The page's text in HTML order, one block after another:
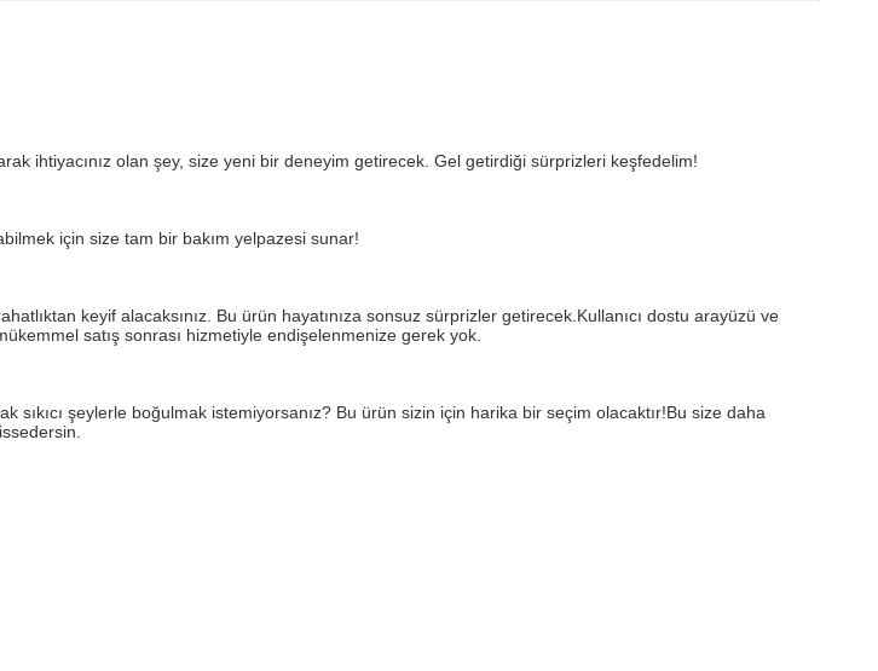
ihtiyacınız olan şey, size yeni bir deneyim getirecek. Gel getirdiği sürprizleri keşfedelim!
için size tam bir bakım yelpazesi sunar!
keyif alacaksınız. Bu ürün hayatınıza sonsuz sürprizler getirecek.Kullanıcı dostu arayüzü ve
satış sonrası hizmetiyle endişelenmenize gerek yok.
şeylerle boğulmak istemiyorsanız? Bu ürün sizin için harika bir seçim olacaktır!Bu size daha